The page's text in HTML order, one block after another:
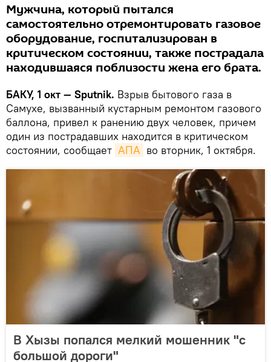
Мужчина, который пытался
самостоятельно отремонтировать газовое
оборудование, госпитализирован в
критическом состоянии, также пострадала
находившаяся поблизости жена его брата.
БАКУ, 1 окт — Sputnik. Взрыв бытового газа в
Самухе, вызванный кустарным ремонтом газового
баллона, привел к ранению двух человек, причем
один из пострадавших находится в критическом
состоянии, сообщает АПА во вторник, 1 октября.
В Хызы попался мелкий мошенник "с
большой дороги"